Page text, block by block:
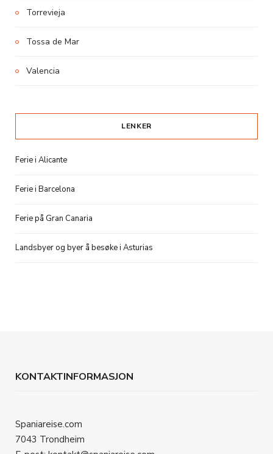
Torrevieja
Tossa de Mar
Valencia
LENKER
Ferie i Alicante
Ferie i Barcelona
Ferie på Gran Canaria
Landsbyer og byer å besøke i Asturias
KONTAKTINFORMASJON
Spaniareise.com
7043 Trondheim